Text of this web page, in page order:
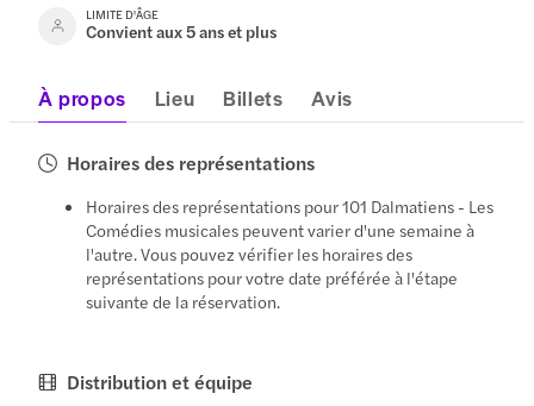
LIMITE D'ÂGE
Convient aux 5 ans et plus
À propos Lieu Billets Avis
Horaires des représentations
Horaires des représentations pour 101 Dalmatiens - Les
Comédies musicales peuvent varier d'une semaine à
l'autre. Vous pouvez vérifier les horaires des
représentations pour votre date préférée à l'étape
suivante de la réservation.
Distribution et équipe